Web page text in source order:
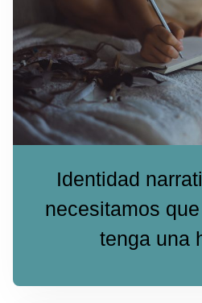
Identidad
necesitamos
tenga una